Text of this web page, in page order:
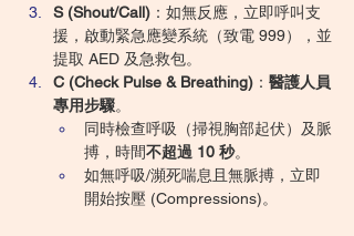
S (Shout/Call) ：如無反應，立即呼叫支
援，啟動緊急應變系統（致電 999），並
提取 AED 及急救包。
C (Check Pulse & Breathing) ： 醫護人員
專用步驟。
同時檢查呼吸（掃視胸部起伏）及脈
搏，時間不超過 10 秒。
如無呼吸/瀕死喘息且無脈搏，立即
開始按壓 (Compressions)。